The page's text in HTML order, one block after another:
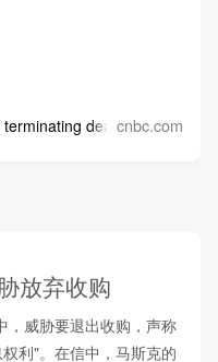
deal cnbc.com
放弃收购
，威胁要退出收购，声称
利"。在信中，马斯克的